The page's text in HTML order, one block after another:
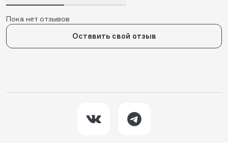
Пока нет отзывов
Оставить свой отзыв